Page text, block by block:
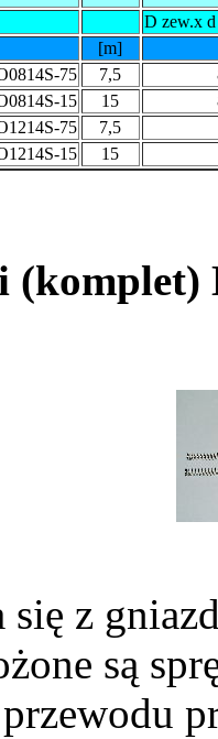
D zew.x
[m]
75
7,5
15
15
75
7,5
15
15
(komplet)
się z
są